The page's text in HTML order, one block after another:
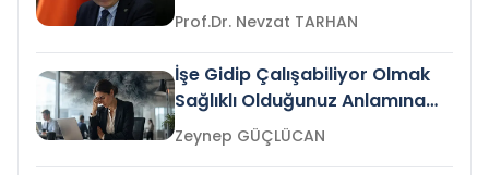
Prof.Dr. Nevzat TARHAN
İşe Gidip Çalışabiliyor Olmak
Sağlıklı Olduğunuz Anlamına
Gelir mi?Zeynep GÜÇLÜCAN